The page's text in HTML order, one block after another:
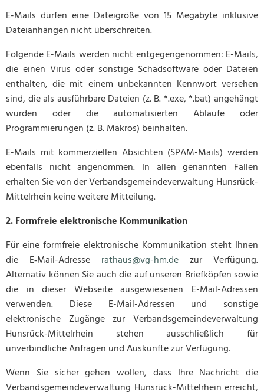
E-Mails dürfen eine Dateigröße von 15 Megabyte inklusive
Dateianhängen nicht überschreiten.
Folgende E-Mails werden nicht entgegengenommen: E-Mails,
die einen Virus oder sonstige Schadsoftware oder Dateien
enthalten, die mit einem unbekannten Kennwort versehen
sind, die als ausführbare Dateien (z. B. *.exe, *.bat) angehängt
wurden oder die automatisierten Abläufe oder
Programmierungen (z. B. Makros) beinhalten.
E-Mails mit kommerziellen Absichten (SPAM-Mails) werden
ebenfalls nicht angenommen. In allen genannten Fällen
erhalten Sie von der Verbandsgemeindeverwaltung Hunsrück-
Mittelrhein keine weitere Mitteilung.
2. Formfreie elektronische Kommunikation
Für eine formfreie elektronische Kommunikation steht Ihnen
die E‑Mail-Adresse rathaus@vg-hm.de zur Verfügung.
Alternativ können Sie auch die auf unseren Briefköpfen sowie
die in dieser Webseite ausgewiesenen E-Mail-Adressen
verwenden. Diese E-Mail-Adressen und sonstige
elektronische Zugänge zur Verbandsgemeindeverwaltung
Hunsrück-Mittelrhein stehen ausschließlich für
unverbindliche Anfragen und Auskünfte zur Verfügung.
Wenn Sie sicher gehen wollen, dass Ihre Nachricht die
Verbandsgemeindeverwaltung Hunsrück-Mittelrhein erreicht,